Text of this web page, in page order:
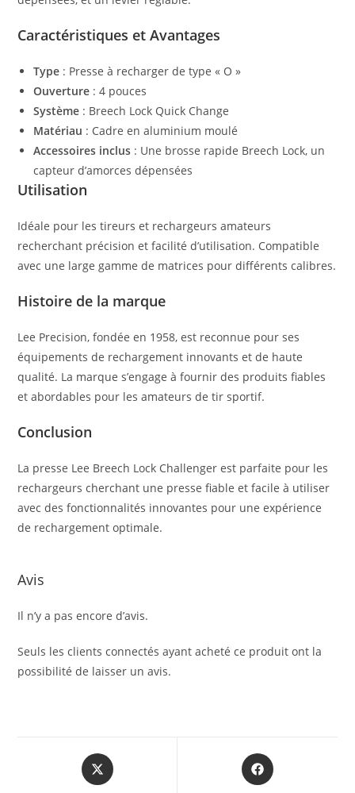
Caractéristiques et Avantages
Type : Presse à recharger de type « O »
Ouverture : 4 pouces
Système : Breech Lock Quick Change
Matériau : Cadre en aluminium moulé
Accessoires inclus : Une brosse rapide Breech Lock, un
capteur d’amorces dépensées
Utilisation
Idéale pour les tireurs et rechargeurs amateurs
recherchant précision et facilité d’utilisation. Compatible
avec une large gamme de matrices pour différents calibres.
Histoire de la marque
Lee Precision, fondée en 1958, est reconnue pour ses
équipements de rechargement innovants et de haute
qualité. La marque s’engage à fournir des produits fiables
et abordables pour les amateurs de tir sportif.
Conclusion
La presse Lee Breech Lock Challenger est parfaite pour les
rechargeurs cherchant une presse fiable et facile à utiliser
avec des fonctionnalités innovantes pour une expérience
de rechargement optimale.
Avis
Il n’y a pas encore d’avis.
Seuls les clients connectés ayant acheté ce produit ont la
possibilité de laisser un avis.